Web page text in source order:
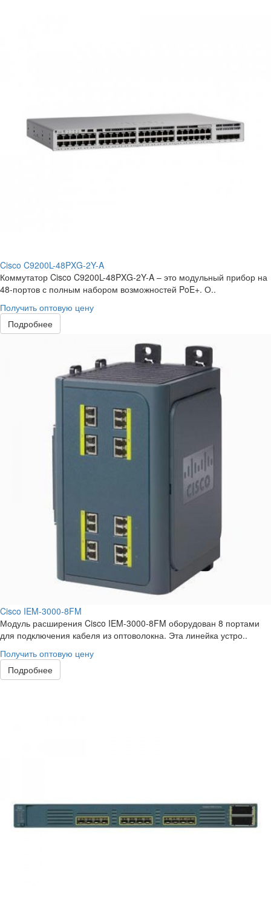
Cisco C9200L-48PXG-2Y-A
Коммутатор Cisco C9200L-48PXG-2Y-A – это модульный прибор на
48-портов с полным набором возможностей PoE+. О..
Получить оптовую цену
Подробнее
Cisco IEM-3000-8FM
Модуль расширения Cisco IEM-3000-8FM оборудован 8 портами
для подключения кабеля из оптоволокна. Эта линейка устро..
Получить оптовую цену
Подробнее